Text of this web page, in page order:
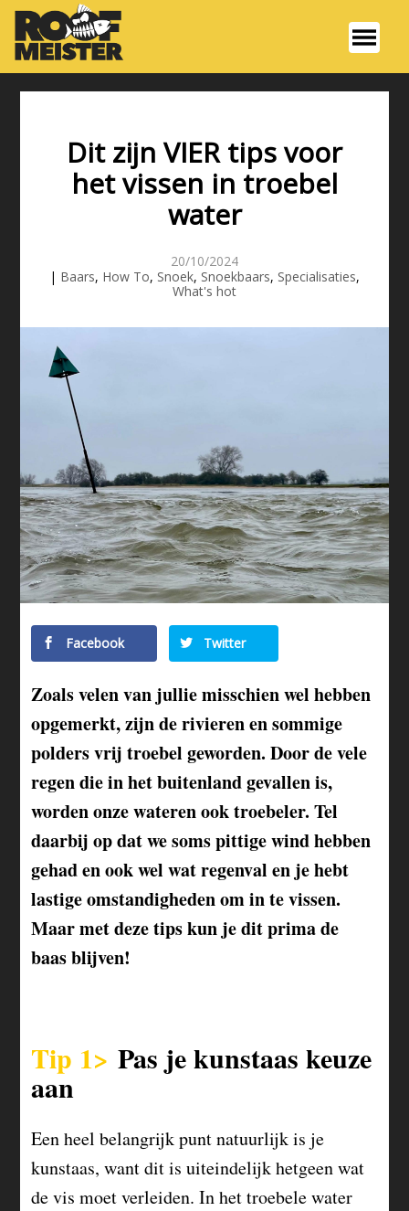
Dit zijn VIER tips voor
het vissen in troebel
water
20/10/2024
| Baars, How To, Snoek, Snoekbaars, Specialisaties,
What's hot
Facebook Twitter
Zoals velen van jullie misschien wel hebben
opgemerkt, zijn de rivieren en sommige
polders vrij troebel geworden. Door de vele
regen die in het buitenland gevallen is,
worden onze wateren ook troebeler. Tel
daarbij op dat we soms pittige wind hebben
gehad en ook wel wat regenval en je hebt
lastige omstandigheden om in te vissen.
Maar met deze tips kun je dit prima de
baas blijven!
Tip 1>Pas je kunstaas keuze
aan
Een heel belangrijk punt natuurlijk is je
kunstaas, want dit is uiteindelijk hetgeen wat
de vis moet verleiden. In het troebele water